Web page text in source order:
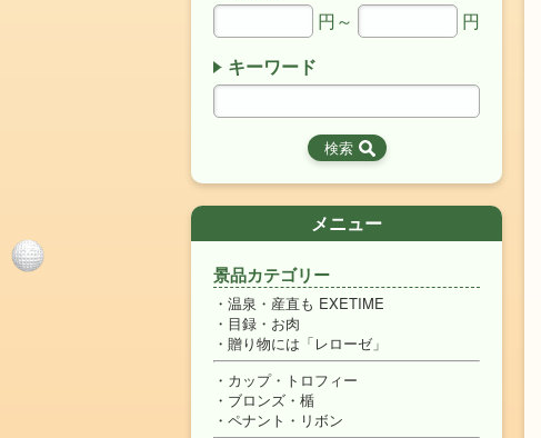
円～
円
キーワード
メニュー
景品カテゴリー
温泉・産直も EXETIME
目録・お肉
贈り物には「レローゼ」
カップ・トロフィー
ブロンズ・楯
ペナント・リボン